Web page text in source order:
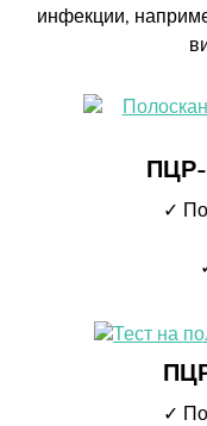
инфекции,
ПЦР-
✓
✓